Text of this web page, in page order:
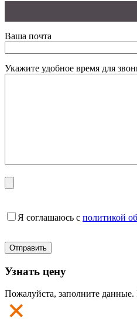
Ваша почта
Укажите удобное время для
Я соглашаюсь с политикой
Узнать цену
Пожалуйста, заполните